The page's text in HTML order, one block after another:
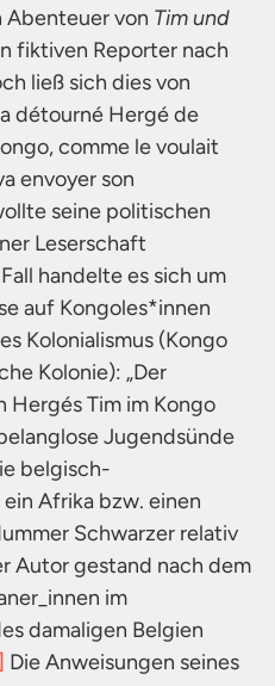
von Tim und
fiktiven Reporter nach
ließ sich dies von
a détourné Hergé de
comme le voulait
envoyer son
seine politischen
Leserschaft
handelte es sich um
auf Kongoles*innen
Kolonialismus (Kongo
Kolonie): „Der
Hergés Tim im Kongo
Jugendsünde
belgisch-
Afrika bzw. einen
Schwarzer relativ
Autor gestand nach dem
im
damaligen Belgien
Die Anweisungen seines